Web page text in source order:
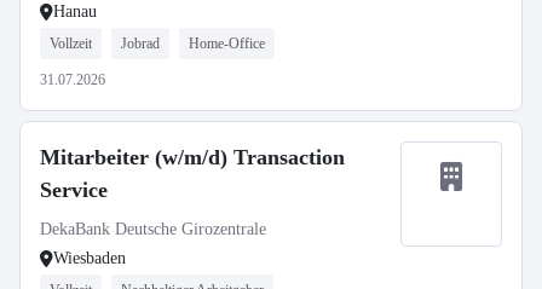
Hanau
Vollzeit Jobrad Home-Office
31.07.2026
Mitarbeiter (w/m/d) Transaction
Service
DekaBank Deutsche Girozentrale
Wiesbaden